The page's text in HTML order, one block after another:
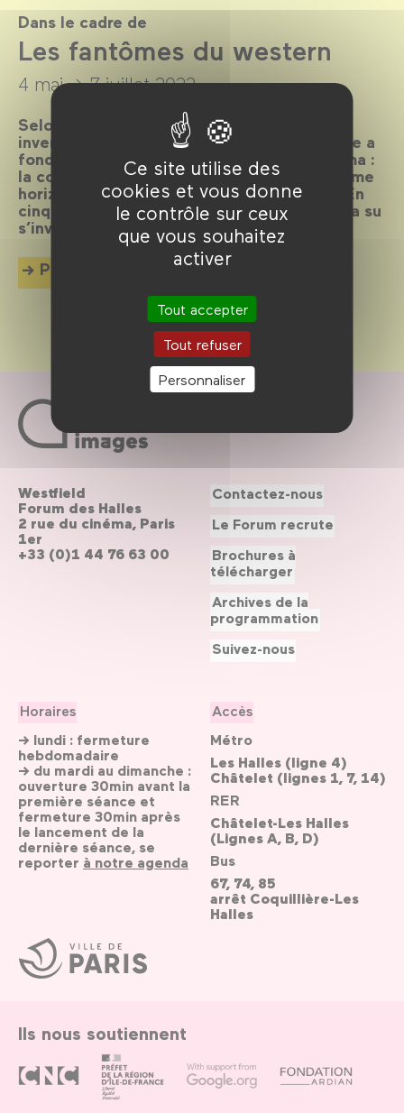
Ce site utilise des
cookies et vous donne
le contrôle sur ceux
que vous souhaitez
activer
Tout accepter
Tout refuser
Personnaliser
Dans le cadre de
Les fantômes du western
4 mai → 7 juillet 2022
Selon Clint Eastwood, l’Amérique n’aurait
inventé que le jazz et le western. Si le genre a
fondé l’Amérique, il a aussi fondé son cinéma :
la conquête, les frontières, la violence comme
horizon. Que nous dit encore le western ? En
cinquante films, exploration d’un genre qui a su
s’inviter dans tant d’autres.
Plus d'info
Ville
de
Paris
Westfield
Forum des Halles
2 rue du cinéma, Paris
1er
+33 (0)1 44 76 63 00
Horaires
→ lundi : fermeture
hebdomadaire
→ du mardi au dimanche :
ouverture 30min avant la
première séance et
fermeture 30min après
le lancement de la
dernière séance, se
reporter à notre agenda
Accès
Métro
Les Halles (ligne 4)
Châtelet (lignes 1, 7, 14)
RER
Châtelet-Les Halles
(Lignes A, B, D)
Bus
67, 74, 85
arrêt Coquillière-Les
Halles
Contactez-nous
Le Forum recrute
Brochures à
télécharger
Archives de la
programmation
Suivez-nous
Ils nous soutiennent